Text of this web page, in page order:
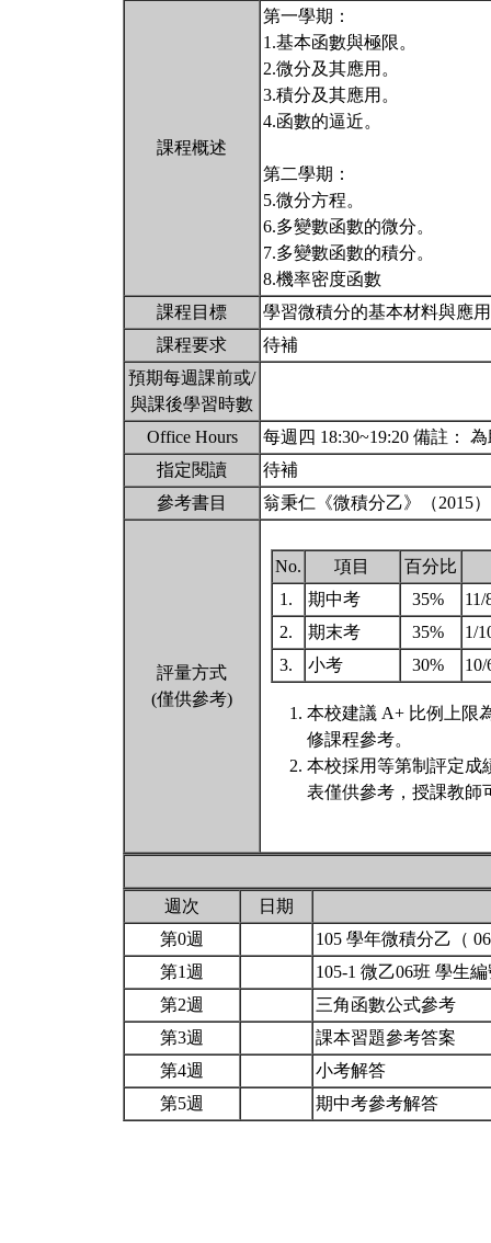
課程概述
第一學期：
1.基本函數與極限。
2.微分及其應用。
3.積分及其應用。
4.函數的逼近。
第二學期：
5.微分方程。
6.多變數函數的微分。
7.多變數函數的積分。
8.機率密度函數
課程目標
學習微積分的基本材料與應
課程要求
待補
預期每週課前或/
與課後學習時數
Office Hours
每週四 18:30~19:20 備註：
指定閱讀
待補
參考書目
翁秉仁《微積分乙》（2015
評量方式
(僅供參考)
No. 項目
百分比
1.
期中考 35%
2.
期末考 35%
1/
3.
小考 30%
本校建議 A+ 比例上限
修課程參考。
本校採用等第制評定成
表僅供參考，授課教師
週次
日期
第0週
105 學年微積分乙（
第1週
105-1 微乙06班 學生
第2週
三角函數公式參考
第3週
課本習題參考答案
第4週
小考解答
第5週
期中考參考解答